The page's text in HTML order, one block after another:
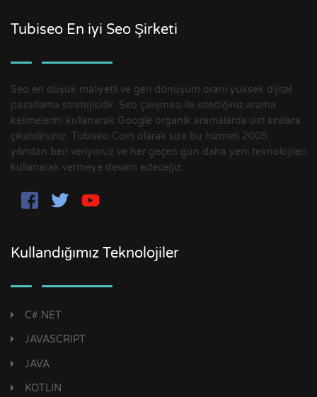
Tubiseo En iyi Seo Şirketi
Seo en düşük maliyetli ve geri dönüşüm oranı yüksek dijital
pazarlama stratejisidir. Seo çalışması ile istediğiniz arama
kelimelerini kullanarak Google organik aramalarda üst sıralara
çıkabilirsiniz. Tubiseo.Com olarak size bu hizmeti 2005
yılından beri veriyoruz ve her geçen gün daha yeni teknolojileri
kullanarak vermeye devam edeceğiz.
Kullandığımız Teknolojiler
C#.NET
JAVASCRIPT
JAVA
KOTLIN